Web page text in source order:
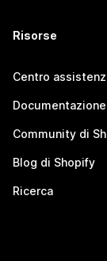
Risorse
Centro
Documentazione
Community di
Blog di Shopify
Ricerca